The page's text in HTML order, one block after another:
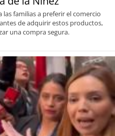
familias a preferir el comercio
de adquirir estos productos,
una compra segura.